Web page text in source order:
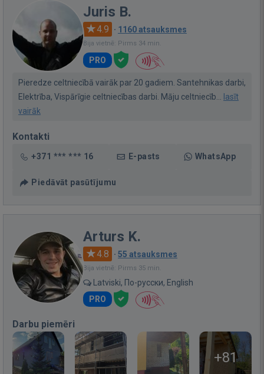
Juris B.
4.9 · 1160 atsauksmes
Bija vietnē: Pirms 34 min.
PRO
Pieredze celtniecībā vairāk par 20 gadiem. Santehnikas darbi,
Elektrība, Vispārīgie celtniecības darbi. Māju celtniecīb... lasīt
vairāk
Kontakti
+371 *** *** 16 E-pasts WhatsApp
Piedāvāt pasūtījumu
Arturs K.
4.8 · 55 atsauksmes
Bija vietnē: Pirms 35 min.
Latviski, По-русски, English
PRO
Darbu piemēri
+81